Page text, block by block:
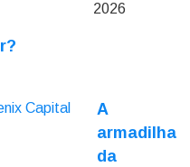
2026
A
armadilha
da